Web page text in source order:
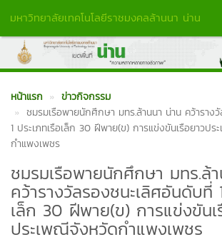
มหาวิทยาลัยเทคโนโลยีราชมงคลล้านนา น่าน
หน้าแรก
ข่าวกิจกรรม
ชมรมเรือพายนักศึกษา มทร.ล้านนา น่าน คว้าราง
1 ประเภทเรือเล็ก 30 ฝีพาย(ข) การแข่งขันเรือยาวป
กำแพงเพชร
ชมรมเรือพายนักศึกษา มทร.ล้
คว้ารางวัลรองชนะเลิศอันดับที่
เล็ก 30 ฝีพาย(ข) การแข่งขันเ
ประเพณีจังหวัดกำแพงเพชร